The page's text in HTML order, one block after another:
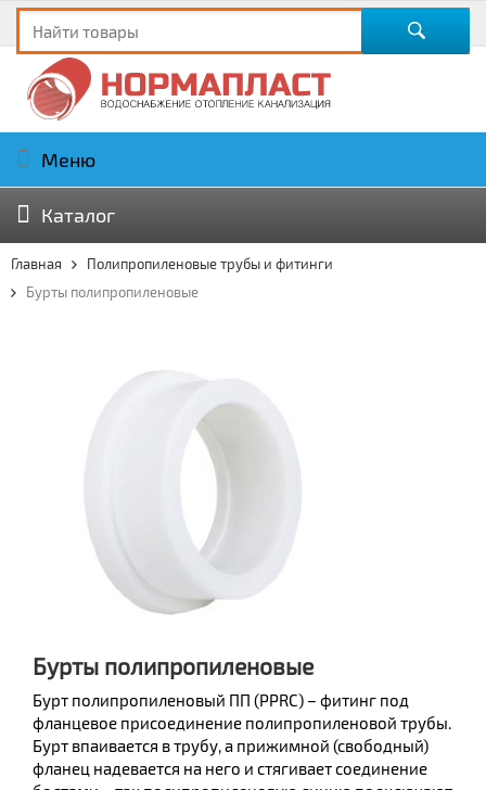
Меню
Каталог
Главная
Полипропиленовые трубы и фитинги
Бурты полипропиленовые
Бурты полипропиленовые
Бурт полипропиленовый ПП (PPRC) – фитинг под
фланцевое присоединение полипропиленовой трубы.
Бурт впаивается в трубу, а прижимной (свободный)
фланец надевается на него и стягивает соединение